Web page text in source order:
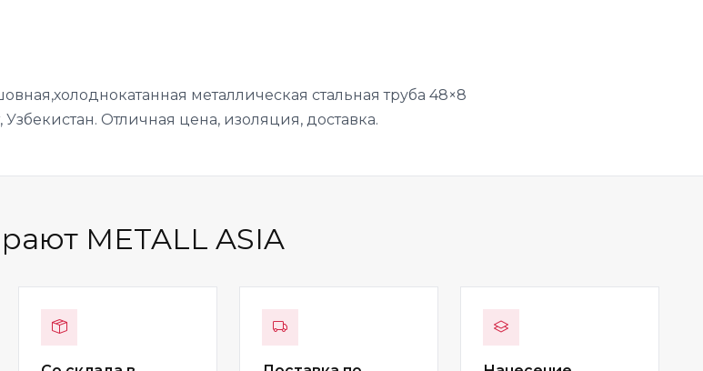
металлическая стальная труба 48×8
Отличная цена, изоляция, доставка.
METALL ASIA